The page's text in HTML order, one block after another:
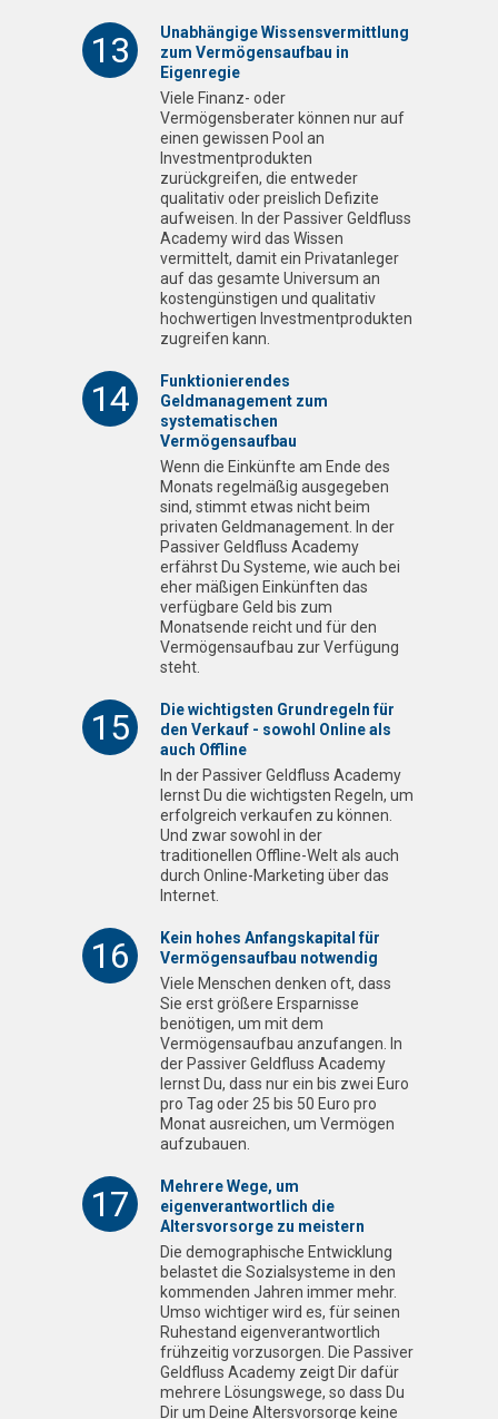
13
Unabhängige Wissensvermittlung
zum Vermögensaufbau in
Eigenregie
Viele Finanz- oder
Vermögensberater können nur auf
einen gewissen Pool an
Investmentprodukten
zurückgreifen, die entweder
qualitativ oder preislich Defizite
aufweisen. In der Passiver Geldfluss
Academy wird das Wissen
vermittelt, damit ein Privatanleger
auf das gesamte Universum an
kostengünstigen und qualitativ
hochwertigen Investmentprodukten
zugreifen kann.
14
Funktionierendes
Geldmanagement zum
systematischen
Vermögensaufbau
Wenn die Einkünfte am Ende des
Monats regelmäßig ausgegeben
sind, stimmt etwas nicht beim
privaten Geldmanagement. In der
Passiver Geldfluss Academy
erfährst Du Systeme, wie auch bei
eher mäßigen Einkünften das
verfügbare Geld bis zum
Monatsende reicht und für den
Vermögensaufbau zur Verfügung
steht.
15
Die wichtigsten Grundregeln für
den Verkauf - sowohl Online als
auch Offline
In der Passiver Geldfluss Academy
lernst Du die wichtigsten Regeln, um
erfolgreich verkaufen zu können.
Und zwar sowohl in der
traditionellen Offline-Welt als auch
durch Online-Marketing über das
Internet.
16
Kein hohes Anfangskapital für
Vermögensaufbau notwendig
Viele Menschen denken oft, dass
Sie erst größere Ersparnisse
benötigen, um mit dem
Vermögensaufbau anzufangen. In
der Passiver Geldfluss Academy
lernst Du, dass nur ein bis zwei Euro
pro Tag oder 25 bis 50 Euro pro
Monat ausreichen, um Vermögen
aufzubauen.
17
Mehrere Wege, um
eigenverantwortlich die
Altersvorsorge zu meistern
Die demographische Entwicklung
belastet die Sozialsysteme in den
kommenden Jahren immer mehr.
Umso wichtiger wird es, für seinen
Ruhestand eigenverantwortlich
frühzeitig vorzusorgen. Die Passiver
Geldfluss Academy zeigt Dir dafür
mehrere Lösungswege, so dass Du
Dir um Deine Altersvorsorge keine